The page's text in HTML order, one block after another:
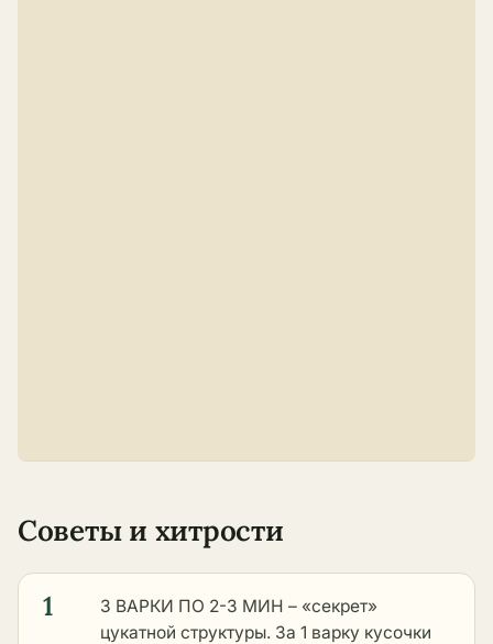
Советы и хитрости
1
3 ВАРКИ ПО 2-3 МИН – «секрет»
цукатной структуры. За 1 варку кусочки